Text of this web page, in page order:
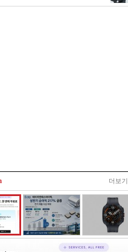
권 논란’ 정면 반박
더보기